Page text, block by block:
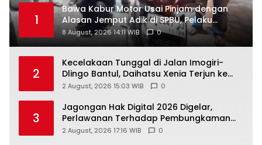
1
Bawa Kabur Motor Usai Pinjam dengan
Alasan Jemput Adik di SPBU, Pelaku
Ditangkap Saat COD
8 August, 2026 14:11 WIB 0
2
Kecelakaan Tunggal di Jalan Imogiri-
Dlingo Bantul, Daihatsu Xenia Terjun ke
Jurang
2 August, 2026 15:03 WIB 0
3
Jagongan Hak Digital 2026 Digelar,
Perlawanan Terhadap Pembungkaman
Media Digital
2 August, 2026 17:16 WIB 0